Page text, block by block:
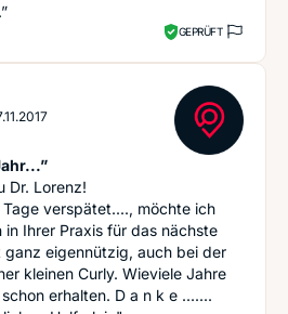
GEPRÜFT
Dr. Lorenz!
verspätet...., möchte ich
in Ihrer Praxis für das nächste
eigennützig, auch bei der
kleinen Curly. Wieviele Jahre
erhalten. D a n k e .......